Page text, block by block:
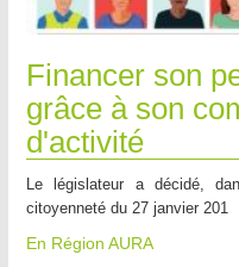
Financer son
grâce à son
d'activité
Le législateur a décidé,
citoyenneté du 27 janvier 201
En Région AURA